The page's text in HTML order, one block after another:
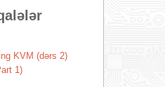
KVM (dərs 2)
1)